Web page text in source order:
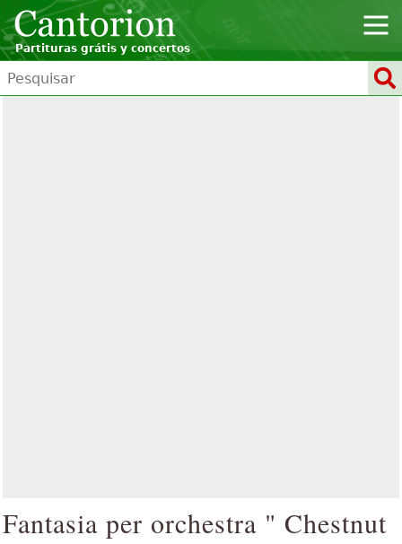
Partituras grátis y concertos
Fantasia per orchestra " Chestnut